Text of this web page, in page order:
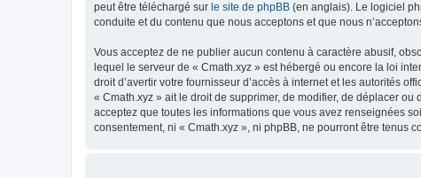
peut être téléchargé sur le site de phpBB (en anglais). Le logiciel
conduite et du contenu que nous acceptons et que nous
Vous acceptez de ne publier aucun contenu à caractère abusif,
lequel le serveur de « Cmath.xyz » est hébergé ou encore la loi
droit d’avertir votre fournisseur d’accès à internet et les autorités
« Cmath.xyz » ait le droit de supprimer, de modifier, de déplacer
acceptez que toutes les informations que vous avez renseignées
consentement, ni « Cmath.xyz », ni phpBB, ne pourront être tenus